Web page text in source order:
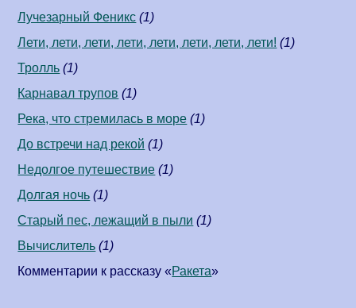
Лучезарный Феникс (1)
Лети, лети, лети, лети, лети, лети, лети, лети! (1)
Тролль (1)
Карнавал трупов (1)
Река, что стремилась в море (1)
До встречи над рекой (1)
Недолгое путешествие (1)
Долгая ночь (1)
Старый пес, лежащий в пыли (1)
Вычислитель (1)
Комментарии к рассказу «Ракета»